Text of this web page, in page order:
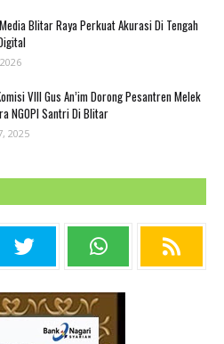
Blitar Raya Perkuat Akurasi Di Tengah
VIII Gus An’im Dorong Pesantren Melek
NGOPI Santri Di Blitar
2025